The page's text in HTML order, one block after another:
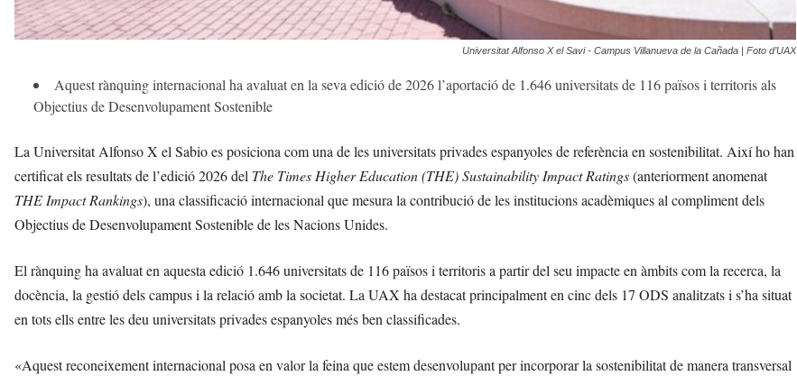
Universitat Alfonso X el Savi - Campus Villanueva de la Cañada | Foto d’UAX
Aquest rànquing internacional ha avaluat en la seva edició de 2026 l’aportació de 1.646 universitats de 116 països i territoris als
Objectius de Desenvolupament Sostenible
La Universitat Alfonso X el Sabio es posiciona com una de les universitats privades espanyoles de referència en sostenibilitat. Així ho han
certificat els resultats de l’edició 2026 del The Times Higher Education (THE) Sustainability Impact Ratings(anteriorment anomenat
THE Impact Rankings), una classificació internacional que mesura la contribució de les institucions acadèmiques al compliment dels
Objectius de Desenvolupament Sostenible de les Nacions Unides.
El rànquing ha avaluat en aquesta edició 1.646 universitats de 116 països i territoris a partir del seu impacte en àmbits com la recerca, la
docència, la gestió dels campus i la relació amb la societat. La UAX ha destacat principalment en cinc dels 17 ODS analitzats i s’ha situat
en tots ells entre les deu universitats privades espanyoles més ben classificades.
«Aquest reconeixement internacional posa en valor la feina que estem desenvolupant per incorporar la sostenibilitat de manera transversal